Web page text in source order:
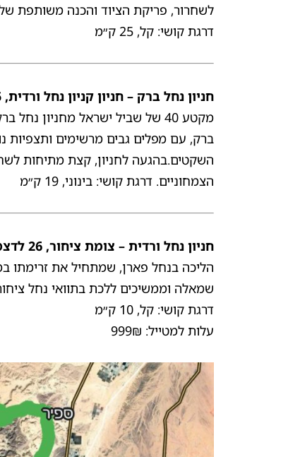
לשחרור, פריקת הציוד והכנה משותפת של
דרגת קושי: קל, 25 ק״מ
חניון נחל ברק – חניון קניון נחל ורדית, 25 לדצמבר 2025
מקטע 40 של שביל ישראל מחניון
ברק, עם מפלים גבים מרשימים ותצפיות
השקטים.בהגעה לחניון, קצת מתיחות
הצמחוניים. דרגת קושי: בינוני, 19 ק״מ
חניון נחל ורדית – צומת ציחור, 26 לדצמבר 2025
הליכה בנחל פארן, שמתחיל את זרימתו
שמאלה וממשיכים ללכת בתוואי נחל ציחור עד שנגיע לכביש 40. בנקודה זו ננפתח
דרגת קושי: קל, 10 ק״מ
עלות למטייל: 999₪